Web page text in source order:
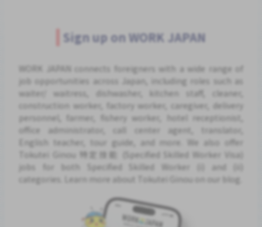
Sign up on WORK JAPAN
WORK JAPAN connects foreigners with a wide range of
job opportunities across Japan, including roles such as
waiter/ waitress, dishwasher, kitchen staff, cleaner,
construction worker, factory worker, caregiver, delivery
personnel, farmer, fishery worker, hotel receptionist,
office administrator, call center agent, translator,
English teacher, tour guide, and more. We also offer
Tokutei Ginou 特定技能 (Specified Skilled Worker Visa)
jobs for both Specified Skilled Worker (i) and (ii)
categories. Learn more about Tokutei Ginou on our blog.